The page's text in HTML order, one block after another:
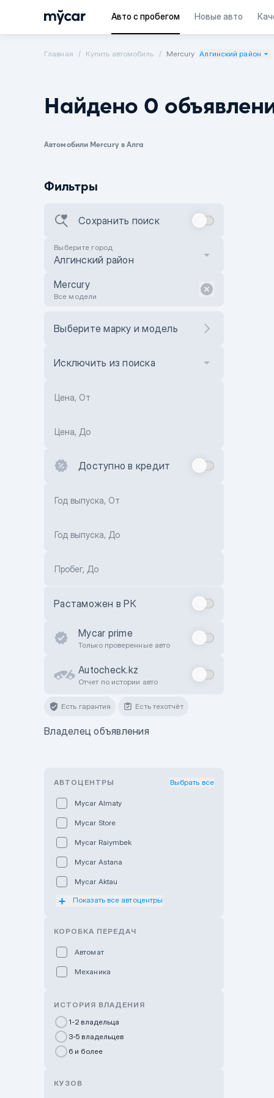
Авто с пробегом Новые авто
Главная Купить автомобиль Mercury Алгинский район
Найдено 0
Автомобили Mercury в Алга
Фильтры
Сохранить поиск
Выберите город
Алгинский район
Mercury
Все модели
Выберите марку и модель
Исключить из поиска
Цена, От
Цена, До
Доступно в кредит
Год выпуска, От
Год выпуска, До
Пробег, До
Растаможен в РК
Mycar prime
Только проверенные авто
Autocheck.kz
Отчет по истории авто
Есть гарантия Есть техотчёт
Владелец объявления
АВТОЦЕНТРЫ Выбрать все
Mycar Almaty
Mycar Store
Mycar Raiymbek
Mycar Astana
Mycar Aktau
Mycar Uralsk
GWM Nurly Zhol
Chery Astana
Показать все автоцентры
КОРОБКА ПЕРЕДАЧ
Автомат
Механика
ИСТОРИЯ ВЛАДЕНИЯ
1-2 владельца
3-5 владельцев
6 и более
КУЗОВ